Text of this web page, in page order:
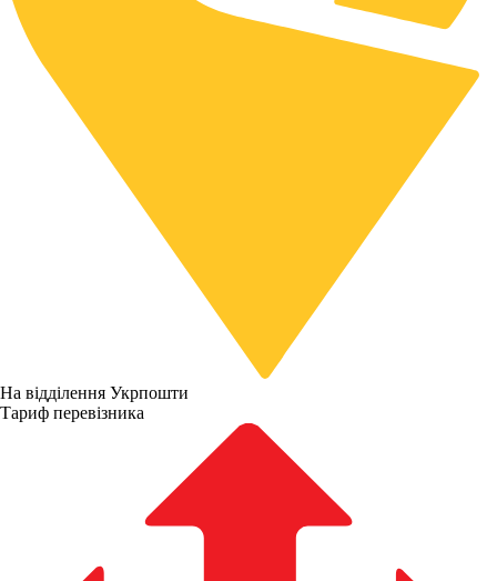
На відділення Укрпошти
Тариф перевізника